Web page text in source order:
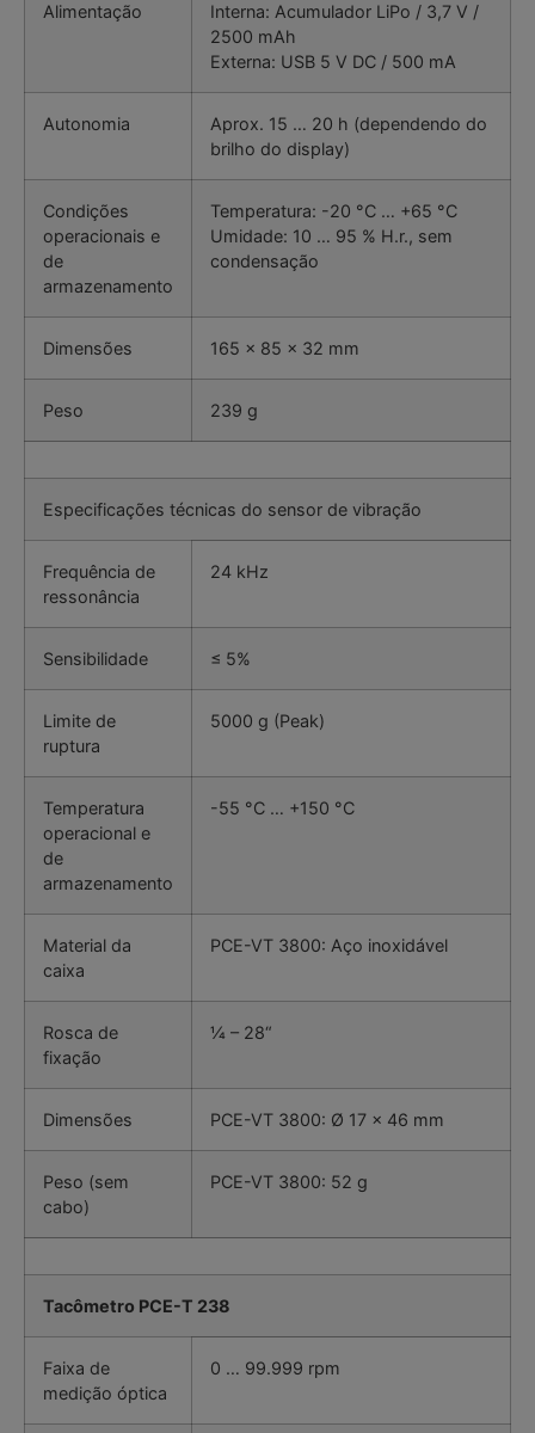
Alimentação
Interna: Acumulador LiPo / 3,7 V /
2500 mAh
Externa: USB 5 V DC / 500 mA
Autonomia
Aprox. 15 … 20 h (dependendo do
brilho do display)
Condições
operacionais e
de
armazenamento
Temperatura: -20 °C … +65 °C
Umidade: 10 … 95 % H.r., sem
condensação
Dimensões 165 x 85 x 32 mm
Peso 239 g
Especificações técnicas do sensor de vibração
Frequência de
ressonância
24 kHz
Sensibilidade ≤ 5%
Limite de
ruptura
5000 g (Peak)
Temperatura
operacional e
de
armazenamento
-55 °C … +150 °C
Material da
caixa
PCE-VT 3800: Aço inoxidável
Rosca de
fixação
¼ – 28“
Dimensões PCE-VT 3800: Ø 17 x 46 mm
Peso (sem
cabo)
PCE-VT 3800: 52 g
Tacômetro PCE-T 238
Faixa de
medição óptica
0 … 99.999 rpm